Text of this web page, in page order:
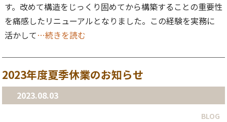
す。改めて構造をじっくり固めてから構築することの重要性
を痛感したリニューアルとなりました。この経験を実務に
活かして…続きを読む
2023年度夏季休業のお知らせ
2023.08.03
BLOG